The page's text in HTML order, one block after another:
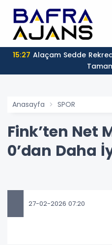
15:27
Anasayfa SPOR
Fink’ten Net
0’dan Daha
27-02-2026 07:20